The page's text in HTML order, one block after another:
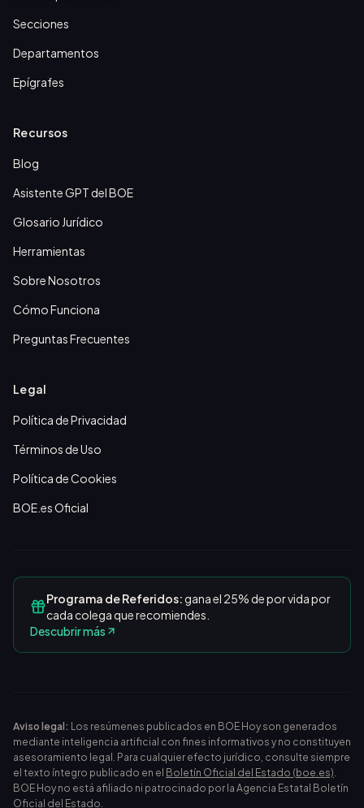
Secciones
Departamentos
Epígrafes
Recursos
Blog
Asistente GPT del BOE
Glosario Jurídico
Herramientas
Sobre Nosotros
Cómo Funciona
Preguntas Frecuentes
Legal
Política de Privacidad
Términos de Uso
Política de Cookies
BOE.es Oficial
Programa de Referidos:gana el 25% de por vida por
cada colega que recomiendes.
Descubrir más
Aviso legal: Los resúmenes publicados en BOE Hoy son generados
mediante inteligencia artificial con fines informativos y no constituyen
asesoramiento legal. Para cualquier efecto jurídico, consulte siempre
el texto íntegro publicado en el Boletín Oficial del Estado (boe.es).
BOE Hoy no está afiliado ni patrocinado por la Agencia Estatal Boletín
Oficial del Estado.